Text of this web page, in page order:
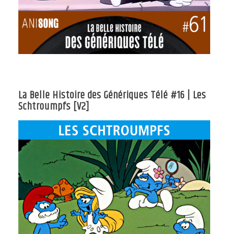
La Belle Histoire des Génériques Télé #16 | Les
Schtroumpfs [V2]